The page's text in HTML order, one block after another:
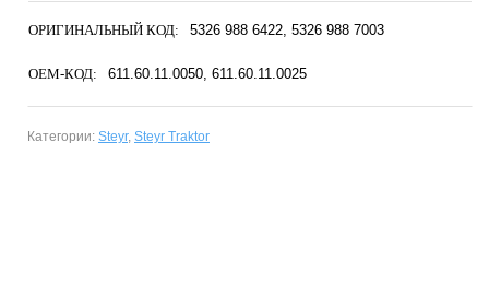
ОРИГИНАЛЬНЫЙ КОД: 5326 988 6422 5326 988 7003
OEM-КОД: 611.60.11.0050 611.60.11.0025
Категории: Steyr, Steyr Traktor